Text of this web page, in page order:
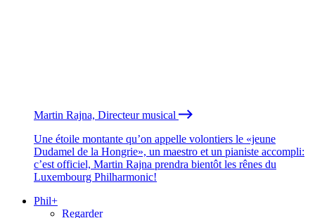
Martin Rajna, Directeur musical
Une étoile montante qu’on appelle volontiers le «jeune
Dudamel de la Hongrie», un maestro et un pianiste accompli:
c’est officiel, Martin Rajna prendra bientôt les rênes du
Luxembourg Philharmonic!
Phil+
Regarder